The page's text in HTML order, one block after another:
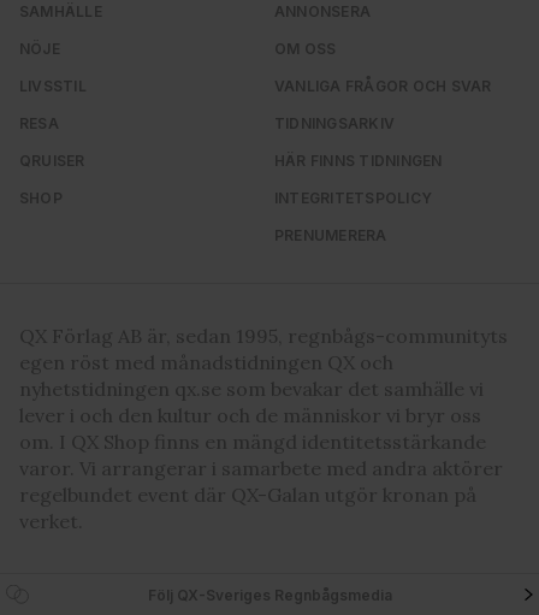
SAMHÄLLE
NÖJE
LIVSSTIL
RESA
QRUISER
SHOP
ANNONSERA
OM OSS
VANLIGA FRÅGOR OCH SVAR
TIDNINGSARKIV
HÄR FINNS TIDNINGEN
INTEGRITETSPOLICY
PRENUMERERA
QX Förlag AB är, sedan 1995, regnbågs-communityts
egen röst med månadstidningen QX och
nyhetstidningen qx.se som bevakar det samhälle vi
lever i och den kultur och de människor vi bryr oss
om. I QX Shop finns en mängd identitetsstärkande
varor. Vi arrangerar i samarbete med andra aktörer
regelbundet event där QX-Galan utgör kronan på
verket.
Följ QX-Sveriges Regnbågsmedia